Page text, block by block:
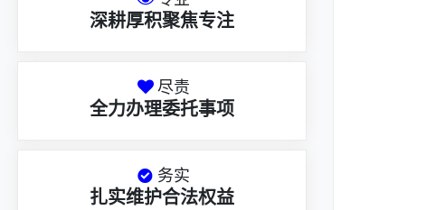
深耕厚积聚焦专注
尽责
全力办理委托事项
务实
扎实维护合法权益